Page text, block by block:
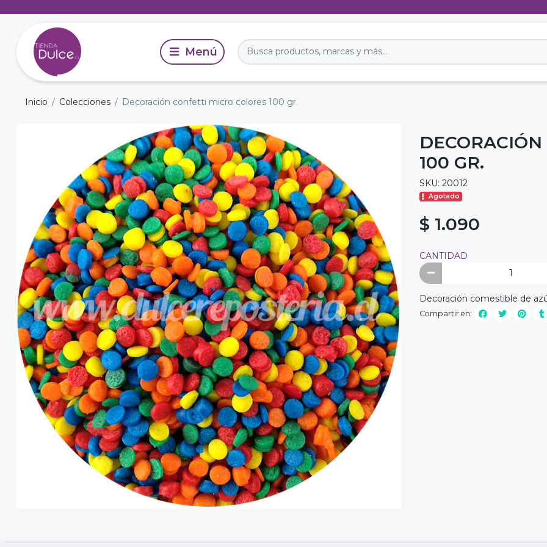
Inicio Colecciones Decoración confetti micro colores 100 gr.
100 GR.
SKU: 20012
Agotado
$ 1.090
CANTIDAD
Decoración comestible de
Compartir en: